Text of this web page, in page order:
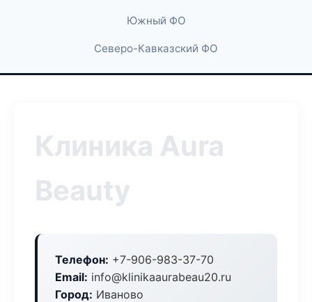
Южный ФО
Северо-Кавказский ФО
Клиника Aura
Beauty
Телефон: +7-906-983-37-70
Email: info@klinikaaurabeau20.ru
Город: Иваново